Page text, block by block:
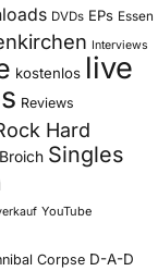
DVDs EPs Essen
Interviews
kostenlos live
Reviews
Hard
Singles
YouTube
Corpse D-A-D